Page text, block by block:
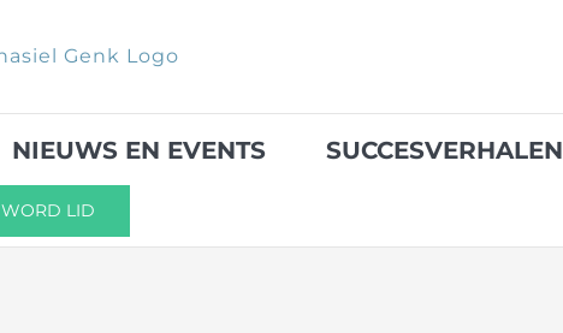
NIEUWS EN EVENTS SUCCESVERHALEN
WORD LID